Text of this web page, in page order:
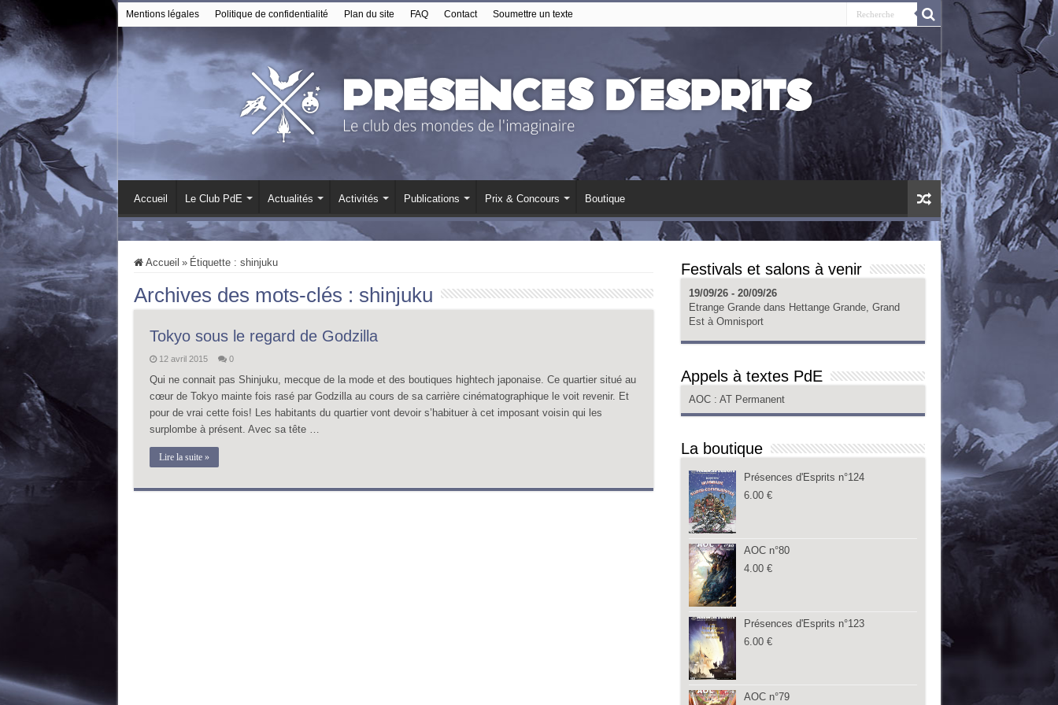
Mentions légales Politique de confidentialité Plan du site FAQ Contact Soumettre un texte
Accueil Le Club PdE Actualités Activités Publications Prix & Concours Boutique
Accueil » Étiquette : shinjuku
Archives des mots-clés : shinjuku
Tokyo sous le regard de Godzilla
12 avril 2015 0
Qui ne connait pas Shinjuku, mecque de la mode et des boutiques hightech japonaise. Ce quartier situé au
cœur de Tokyo mainte fois rasé par Godzilla au cours de sa carrière cinématographique le voit revenir. Et
pour de vrai cette fois! Les habitants du quartier vont devoir s’habituer à cet imposant voisin qui les
surplombe à présent. Avec sa tête …
Lire la suite »
Festivals et salons à venir
19/09/26 - 20/09/26
Etrange Grande dans Hettange Grande, Grand
Est à Omnisport
Appels à textes PdE
AOC : AT Permanent
La boutique
Présences d'Esprits n°124
6.00 €
AOC n°80
4.00 €
Présences d'Esprits n°123
6.00 €
AOC n°79